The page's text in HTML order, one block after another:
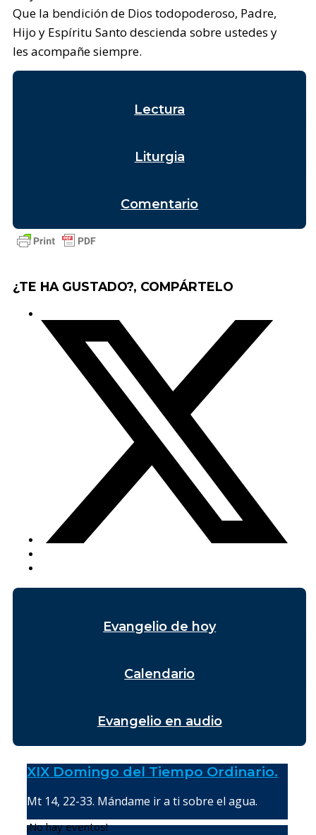
Que la bendición de Dios todopoderoso, Padre,
Hijo y Espíritu Santo descienda sobre ustedes y
les acompañe siempre.
Lectura
Liturgia
Comentario
¿TE HA GUSTADO?, COMPÁRTELO
Evangelio de hoy
Calendario
Evangelio en audio
XIX Domingo del Tiempo Ordinario.
Mt 14, 22-33. Mándame ir a ti sobre el agua.
¡No hay eventos!